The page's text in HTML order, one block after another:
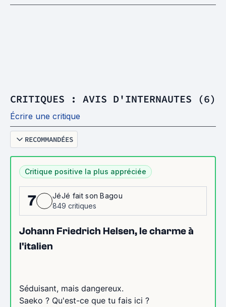
CRITIQUES : AVIS D'INTERNAUTES (6)
Écrire une critique
RECOMMANDÉES
Critique positive la plus appréciée
7
JéJé fait son Bagou
849 critiques
Johann Friedrich Helsen, le charme à
l'italien
Séduisant, mais dangereux.
Saeko ? Qu'est-ce que tu fais ici ?